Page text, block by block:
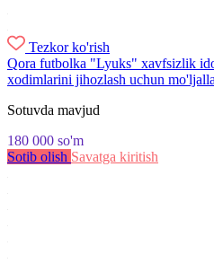
Tezkor ko'rish
Qora futbolka "Lyuks" xavfsizlik
xodimlarini jihozlash uchun
Sotuvda mavjud
180 000 so'm
Sotib olish Savatga kiritish